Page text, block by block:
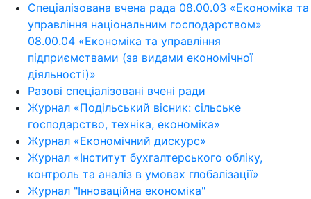
Спеціалізована вчена рада 08.00.03 «Економіка та
управління національним господарством»
08.00.04 «Економіка та управління
підприємствами (за видами економічної
діяльності)»
Разові спеціалізовані вчені ради
Журнал «Подільський вісник: сільське
господарство, техніка, економіка»
Журнал «Економічний дискурс»
Журнал «Інститут бухгалтерського обліку,
контроль та аналіз в умовах глобалізації»
Журнал "Інноваційна економіка"